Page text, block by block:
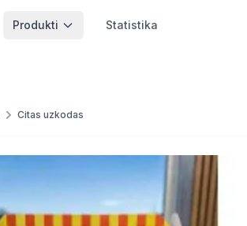
Produkti Statistika
Citas uzkodas